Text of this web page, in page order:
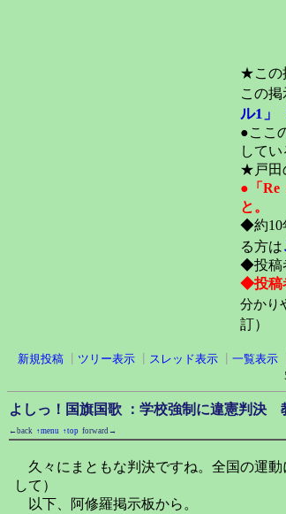
★この
この
ル1」
●ここ
して
★戸田
●「Re
と。
◆約10
る方は
◆投稿
◆投稿
分かり
訂
新規投稿 ツリー表示 スレッド表示 一覧表示
よしっ！国旗国歌 ：学校強制に違憲判決
←back ↑menu ↑top forward→
久々にまともな判決ですね。全国の運
して）
以下、阿修羅掲示板から。